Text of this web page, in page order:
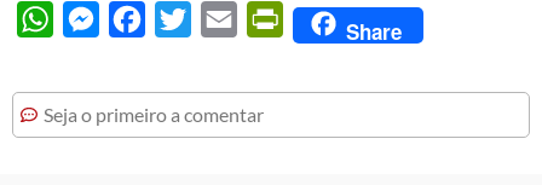
WhatsAppMessengerFacebook
Twitter Email PrintFriendly
Share
Seja o primeiro a comentar